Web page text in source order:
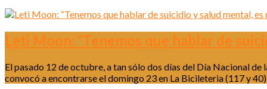
Leti Moon: “Tenemos que hablar de
El pasado 12 de octubre, a tan sólo dos días del Día Nacional
convocó a encontrarse el domingo 23 en La Bicileteria (117 y